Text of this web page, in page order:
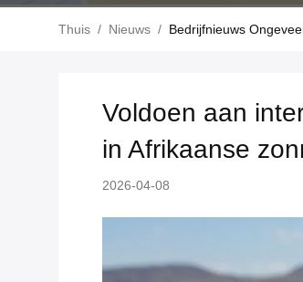
Thuis / Nieuws / Bedrijfnieuws
Voldoen aan
in Afrikaanse
2026-04-08